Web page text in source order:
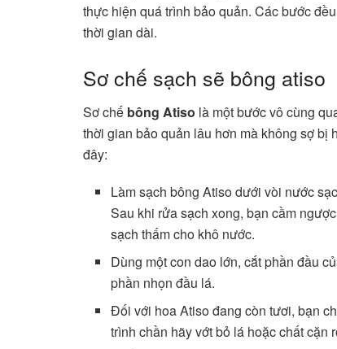
thực hiện quá trình bảo quản. Các bước
thời gian dài.
Sơ chế sạch sẽ bông atiso
Sơ chế bông Atiso là một bước vô cùng
thời gian bảo quản lâu hơn mà không sợ bị
đây:
Làm sạch bông Atiso dưới vòi nước
Sau khi rửa sạch xong, bạn cầm
sạch thấm cho khô nước.
Dùng một con dao lớn, cắt phần đầu
phần nhọn đầu lá.
Đối với hoa Atiso đang còn tươi, bạn
trình chần hãy vớt bỏ lá hoặc chất cặn